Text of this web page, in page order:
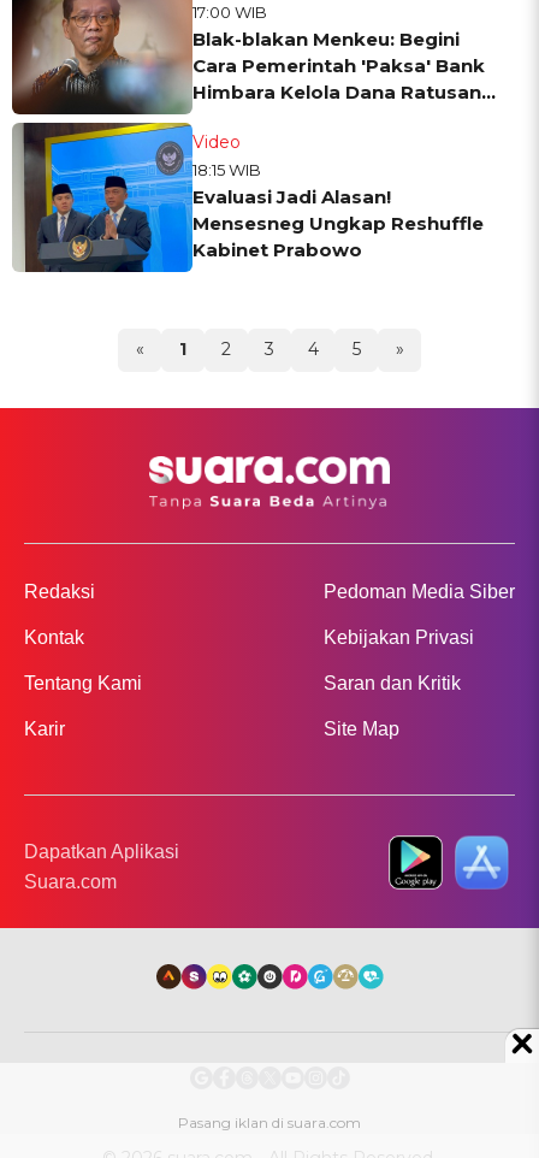
17:00 WIB
Blak-blakan Menkeu: Begini
Cara Pemerintah 'Paksa' Bank
Himbara Kelola Dana Ratusan
Video
18:15 WIB
Evaluasi Jadi Alasan!
Mensesneg Ungkap Reshuffle
Kabinet Prabowo
« 1 2 3 4 5 »
Redaksi
Kontak
Tentang Kami
Karir
Pedoman Media Siber
Kebijakan Privasi
Saran dan Kritik
Site Map
Dapatkan Aplikasi
Suara.com